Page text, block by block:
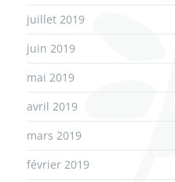
juillet 2019
juin 2019
mai 2019
avril 2019
mars 2019
février 2019